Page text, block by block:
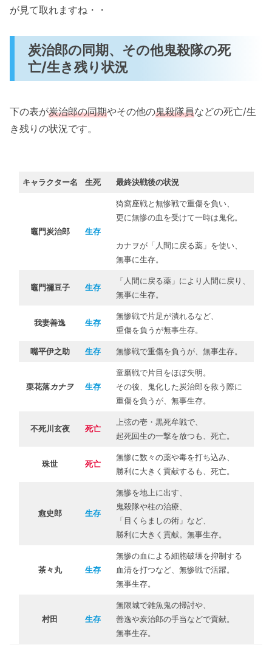
り
我妻善逸（あがつまぜんいつ）：生き残り
嘴平伊之助（はしびらいのすけ）：生き残
り
不死川玄夜（しなずがわげんや）：死亡
珠世（たまよ）：死亡
茶々丸（ちゃちゃまる）：生き残り
鬼滅の刃・柱の死因や最終回の死亡/生き残り状
況
炎柱・煉獄杏寿郎（れんごくきょうじゅろ
蟲柱・胡蝶しのぶ（こちょうしのぶ）：死
霞柱・時透無一郎（ときとうむいちろ
う）：死亡
い）：死亡
蛇柱・伊黒小芭内（いぐろおばない）：死
亡（鏑丸は生き残り）
恋柱・甘露寺蜜璃（かんろじみつり）：死
水柱・冨岡義勇（とみおかぎゆう）：生き
風柱・不死川実弥（しなずがわさねみ）：
鬼滅の刃・十二鬼月（上弦）と鬼舞辻無惨の死
亡/生き残り状況や死因
上弦の陸・堕姫＆妓夫太郎（だき＆ぎゅう
たろう）：死亡
が見て取れますね・・
炭治郎の同期、その他鬼殺隊の死
亡/生き残り状況
下の表が炭治郎の同期やその他の鬼殺隊員などの死亡/生
き残りの状況です。
キャラクター名 生死 最終決戦後の状況
竈門炭治郎 生存
猗窩座戦と無惨戦で重傷を負い、
更に無惨の血を受けて一時は鬼化。
カナヲが「人間に戻る薬」を使い、
無事に生存。
竈門禰豆子 生存
「人間に戻る薬」により人間に戻り、
無事に生存。
我妻善逸 生存
無惨戦で片足が潰れるなど、
重傷を負うが無事生存。
嘴平伊之助 生存 無惨戦で重傷を負うが、無事生存。
栗花落カナヲ 生存
童磨戦で片目をほぼ失明。
その後、鬼化した炭治郎を救う際に
重傷を負うが、無事生存。
不死川玄夜 死亡
上弦の壱・黒死牟戦で、
起死回生の一撃を放つも、死亡。
珠世 死亡
無惨に数々の薬や毒を打ち込み、
勝利に大きく貢献するも、死亡。
愈史郎 生存
無惨を地上に出す、
鬼殺隊や柱の治療、
「目くらましの術」など、
勝利に大きく貢献。無事生存。
茶々丸 生存
無惨の血による細胞破壊を抑制する
血清を打つなど、無惨戦で活躍。
無事生存。
村田 生存
無限城で雑魚鬼の掃討や、
善逸や炭治郎の手当などで貢献。
無事生存。